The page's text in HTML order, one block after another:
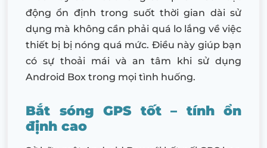
động ổn định trong suốt thời gian dài sử
dụng mà không cần phải quá lo lắng về việc
thiết bị bị nóng quá mức. Điều này giúp bạn
có sự thoải mái và an tâm khi sử dụng
Android Box trong mọi tình huống.
Bắt sóng GPS tốt – tính ổn
định cao